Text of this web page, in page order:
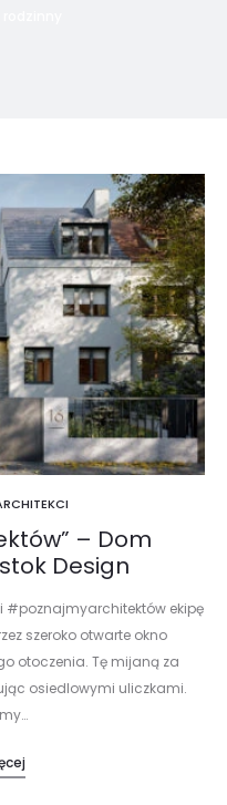
– Dom
Design
#poznajmyarchitektów ekipę
szeroko otwarte okno
otoczenia. Tę mijaną za
osiedlowymi uliczkami.